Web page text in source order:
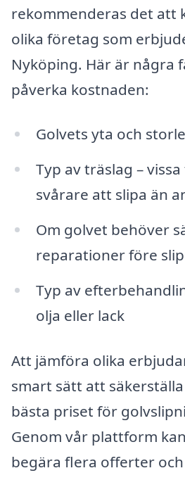
rekommenderas det att
olika företag som
Nyköping. Här är några
påverka kostnaden:
Golvets yta och
Typ av träslag –
svårare att slipa än
Om golvet behöver
reparationer före
Typ av
olja eller lack
Att jämföra olika
smart sätt att
bästa priset för
Genom vår plattform
begära flera offerter